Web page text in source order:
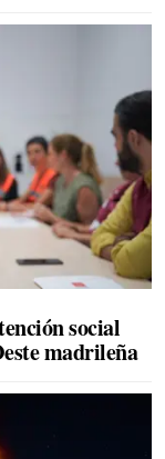
social
madrileña